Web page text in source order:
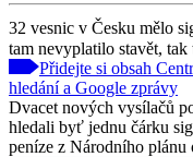
32 vesnic v Česku mělo
tam nevyplatilo stavět,
Přidejte si obsah
hledání a Google zprávy
Dvacet nových vysílačů
hledali byť jednu čárku
peníze z Národního plánu